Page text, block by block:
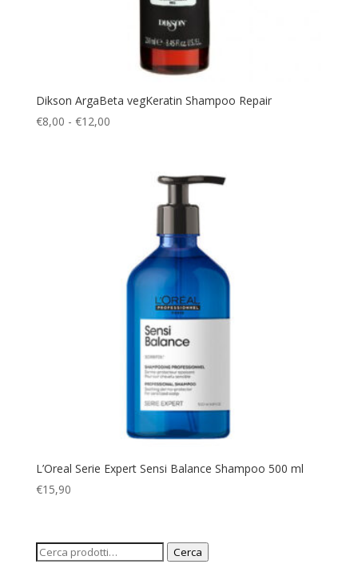
Dikson ArgaBeta vegKeratin Shampoo Repair
€8,00 - €12,00Fascia
L’Oreal Serie Expert Sensi Balance Shampoo 500 ml
€15,90
Cerca: Cerca